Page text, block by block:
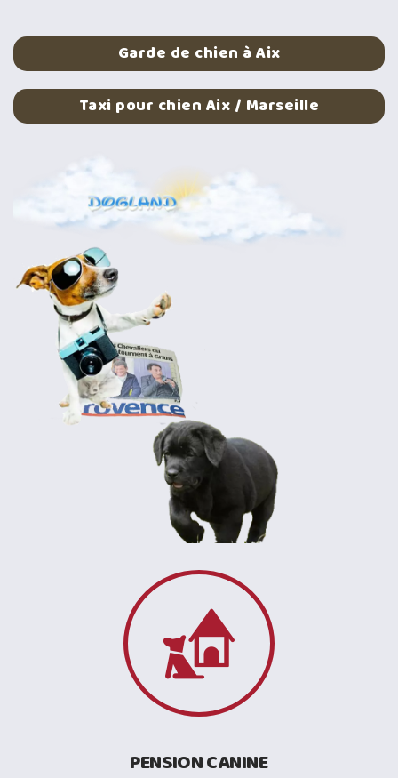
Garde de chien à Aix
Taxi pour chien Aix / Marseille
PENSION CANINE